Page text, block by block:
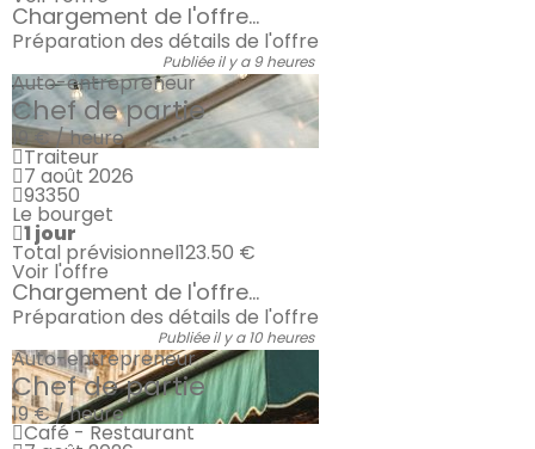
Chargement de l'offre...
Préparation des détails de l'offre
Publiée il y a 9 heures
Auto-entrepreneur
Chef de partie
19 € / heure
Traiteur
7 août 2026
93350
Le bourget
1 jour
Total prévisionnel123.50 €
Voir l'offre
Chargement de l'offre...
Préparation des détails de l'offre
Publiée il y a 10 heures
Auto-entrepreneur
Chef de partie
19 € / heure
Café - Restaurant